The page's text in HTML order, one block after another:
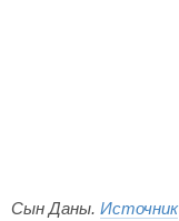
Сын Даны. Источник